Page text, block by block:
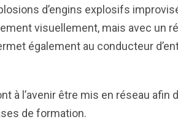
d’engins explosifs
visuellement, mais avec un
également au conducteur
à l’avenir être mis en réseau afin
de formation.